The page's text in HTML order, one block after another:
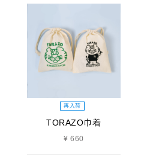
再入荷
TORAZO巾着
¥ 660